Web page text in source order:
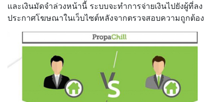
และเงินมัดจำล่วงหน้านี้ ระบบจะทำการจ่ายเงินไปยังผู้ที่ลง
ประกาศโฆษณาในเว็บไซต์หลังจากตรวจสอบความถูกต้อง